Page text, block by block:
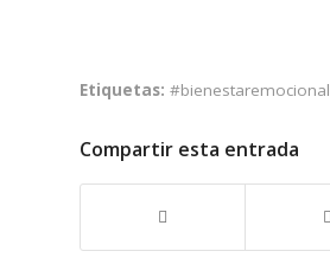
Etiquetas: #bienestaremocional
Compartir esta entrada